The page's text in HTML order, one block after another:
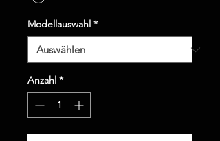
Modellauswahl *
Anzahl *